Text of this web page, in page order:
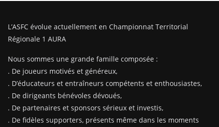
L’ASFC évolue actuellement en Championnat Territorial
Régionale 1 AURA
Nous sommes une grande famille composée :
. De joueurs motivés et généreux,
. D’éducateurs et entraîneurs compétents et enthousiastes,
. De dirigeants bénévoles dévoués,
. De partenaires et sponsors sérieux et investis,
. De fidèles supporters, présents même dans les moments